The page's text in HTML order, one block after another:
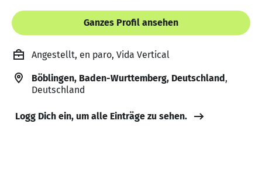
Ganzes Profil ansehen
Angestellt, en paro, Vida Vertical
Böblingen, Baden-Wurttemberg, Deutschland,
Deutschland
Logg Dich ein, um alle Einträge zu sehen.